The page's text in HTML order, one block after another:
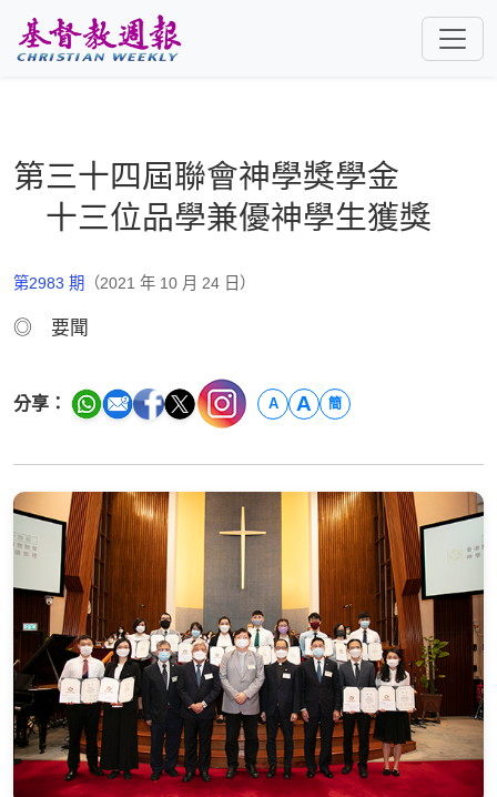
第三十四屆聯會神學獎學金
十三位品學兼優神學生獲獎
第2983 期 （2021 年 10 月 24 日）
◎ 要聞
分享： A A 簡